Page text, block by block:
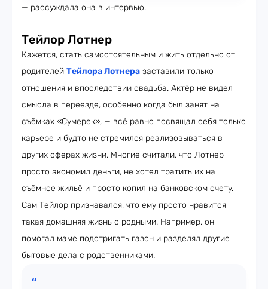
— рассуждала она в интервью.
Тейлор Лотнер
Кажется, стать самостоятельным и жить отдельно от
родителей Тейлора Лотнера заставили только
отношения и впоследствии свадьба. Актёр не видел
смысла в переезде, особенно когда был занят на
съёмках «Сумерек», — всё равно посвящал себя только
карьере и будто не стремился реализовываться в
других сферах жизни. Многие считали, что Лотнер
просто экономил деньги, не хотел тратить их на
съёмное жильё и просто копил на банковском счету.
Сам Тейлор признавался, что ему просто нравится
такая домашняя жизнь с родными. Например, он
помогал маме подстригать газон и разделял другие
бытовые дела с родственниками.